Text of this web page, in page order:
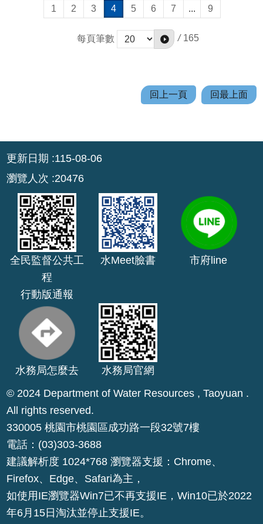
1 2 3 4 5 6 7 ... 9
每頁筆數 / 165
回上一頁 回最上面
更新日期
115-08-06
瀏覽人次
20476
全民監督公共工
程
行動版通報
水Meet臉書 市府line
水務局怎麼去
水務局官網
© 2024 Department of Water Resources , Taoyuan .
All rights reserved.
330005 桃園市桃園區成功路一段32號7樓
電話：(03)303-3688
建議解析度 1024*768 瀏覽器支援：Chrome、
Firefox、Edge、Safari為主，
如使用IE瀏覽器Win7已不再支援IE，Win10已於2022
年6月15日淘汰並停止支援IE。